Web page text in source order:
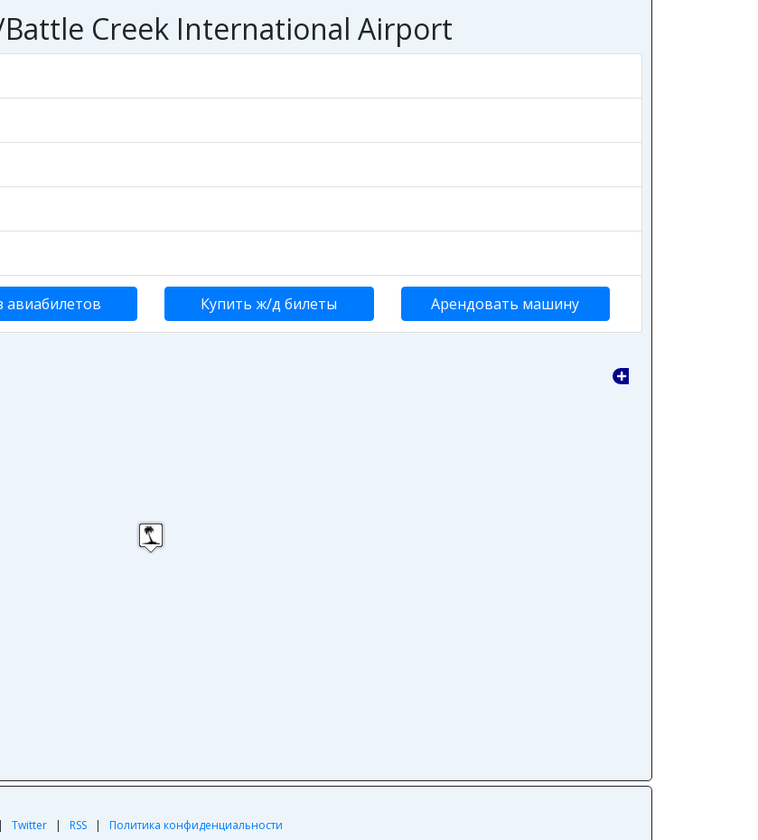
Battle Creek International Airport
авиабилетов Купить ж/д билеты Арендовать машину
Twitter | RSS | Политика конфиденциальности